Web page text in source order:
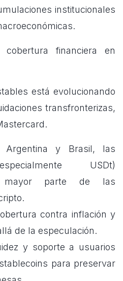
institucionales
financiera en
está evolucionando
transfronterizas,
Argentina y Brasil, las
USDt)
mayor parte de las
contra inflación y
de la especulación.
y soporte a usuarios
para preservar